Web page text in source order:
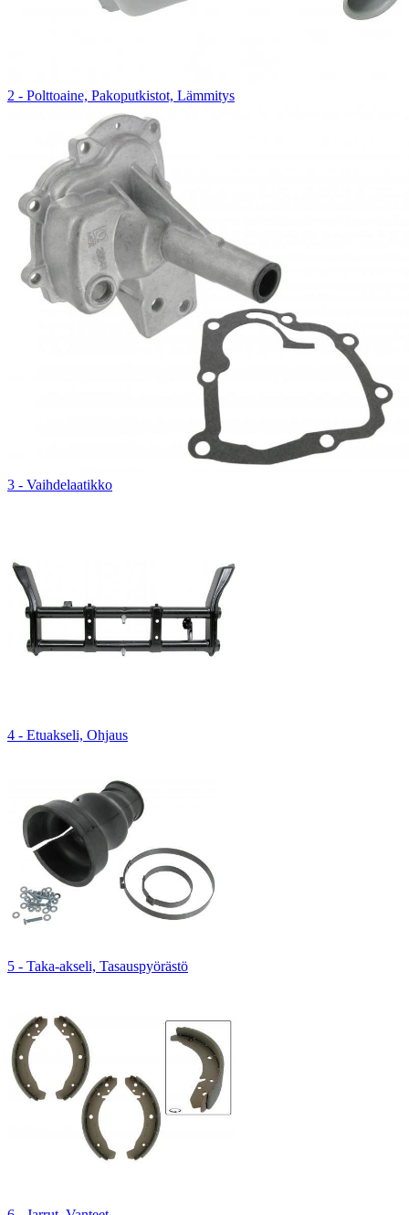
2 - Polttoaine, Pakoputkistot, Lämmitys
3 - Vaihdelaatikko
4 - Etuakseli, Ohjaus
5 - Taka-akseli, Tasauspyörästö